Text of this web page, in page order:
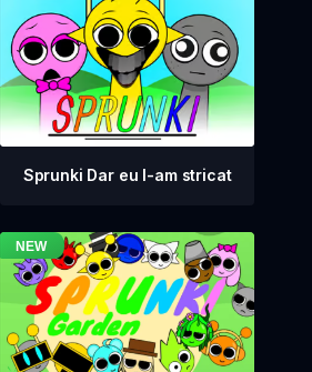
Sprunki Dar eu l-am stricat